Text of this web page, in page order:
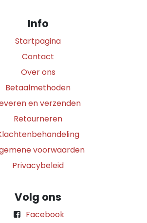
Info
Startpagina
Contact
Over ons
Betaalmethoden
en verzenden
Retourneren
voorwaarden
Privacybeleid
Volg ons
Facebook